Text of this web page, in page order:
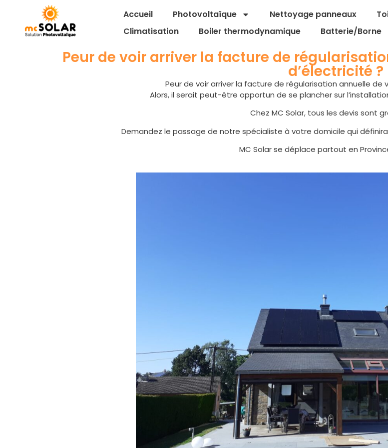
Accueil Photovoltaïque Nettoyage panneaux
Climatisation
Boiler thermodynamique Batterie/Borne
Peur de voir arriver la facture de
d’électricité ?
Peur de voir arriver la facture de régularisation annuelle de
Alors, il serait peut-être opportun de se plancher sur
Chez MC Solar, tous les devis sont
Demandez le passage de notre spécialiste à votre domicile qui
MC Solar se déplace partout en